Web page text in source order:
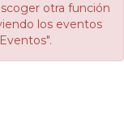
otra función
los eventos